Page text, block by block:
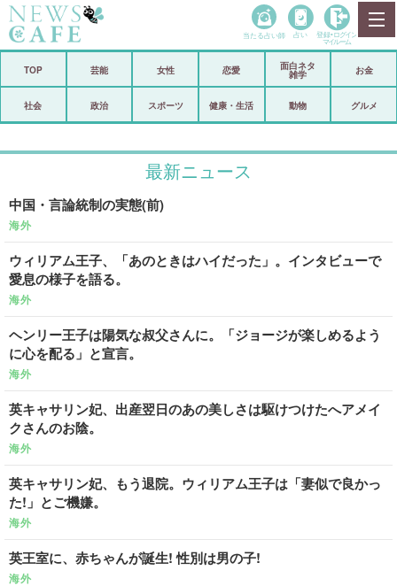
政治
スポーツ
恋愛
コメントポスト アリ／ナシ
リリース
登録・ログイン/マイルーム
当たる占い師 占い 登録• ログイン
マイルーム
TOP 芸能 女性 恋愛
面白ネタ
雑学
お金
社会 政治 スポーツ 健康・生活 動物 グルメ
最新ニュース
中国・言論統制の実態(前)
海外
ウィリアム王子、「あのときはハイだった」。インタビューで
愛息の様子を語る。
海外
ヘンリー王子は陽気な叔父さんに。「ジョージが楽しめるよう
に心を配る」と宣言。
海外
英キャサリン妃、出産翌日のあの美しさは駆けつけたへアメイ
クさんのお陰。
海外
英キャサリン妃、もう退院。ウィリアム王子は「妻似で良かっ
た!」とご機嫌。
海外
英王室に、赤ちゃんが誕生! 性別は男の子!
海外